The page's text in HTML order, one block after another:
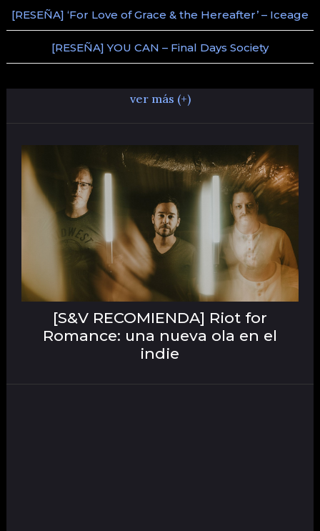
[RESEÑA] ‘For Love of Grace & the Hereafter’ – Iceage
[RESEÑA] YOU CAN – Final Days Society
ver más (+)
[S&V RECOMIENDA] Riot for
Romance: una nueva ola en el
indie